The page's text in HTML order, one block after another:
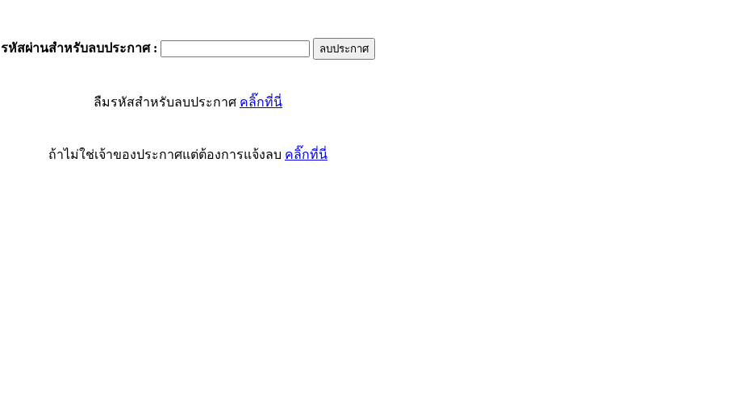
รหัสผ่านสำหรับลบประกาศ:
ลืมรหัสสำหรับลบประกาศ คลิ๊กที่นี่
ถ้าไม่ใช่เจ้าของประกาศแต่ต้องการแจ้งลบ คลิ๊กที่นี่